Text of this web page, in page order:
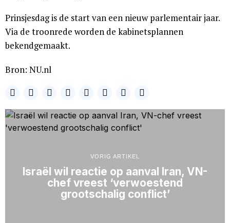
Prinsjesdag is de start van een nieuw parlementair jaar.
Via de troonrede worden de kabinetsplannen
bekendgemaakt.
Bron: NU.nl
VORIG ARTIKEL
Israël wil reactie op aanval Iran, VN-
chef vreest ‘verwoestend
grootschalig conflict’